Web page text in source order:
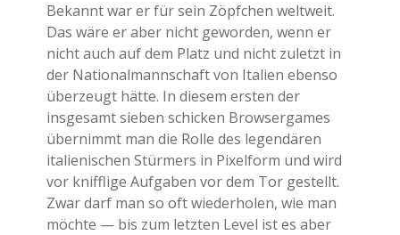
Bekannt war er für sein Zöpfchen weltweit.
Das wäre er aber nicht geworden, wenn er
nicht auch auf dem Platz und nicht zuletzt in
der Nationalmannschaft von Italien ebenso
überzeugt hätte. In diesem ersten der
insgesamt sieben schicken Browsergames
übernimmt man die Rolle des legendären
italienischen Stürmers in Pixelform und wird
vor knifflige Aufgaben vor dem Tor gestellt.
Zwar darf man so oft wiederholen, wie man
möchte — bis zum letzten Level ist es aber